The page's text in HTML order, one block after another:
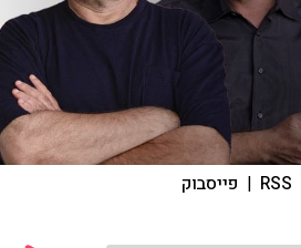
RSS
| פייסבוק